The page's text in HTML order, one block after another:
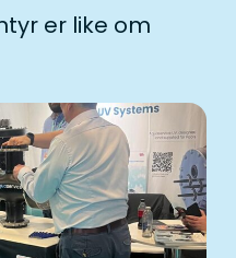
er like om